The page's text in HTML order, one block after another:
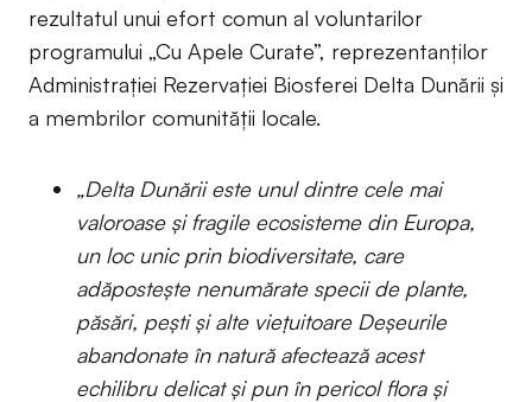
rezultatul unui efort comun al voluntarilor
programului „Cu Apele Curate”, reprezentanților
Administrației Rezervației Biosferei Delta Dunării și
a membrilor comunității locale.
„Delta Dunării este unul dintre cele mai
valoroase și fragile ecosisteme din Europa,
un loc unic prin biodiversitate, care
adăpostește nenumărate specii de plante,
păsări, pești și alte viețuitoare Deşeurile
abandonate în natură afectează acest
echilibru delicat și pun în pericol flora și